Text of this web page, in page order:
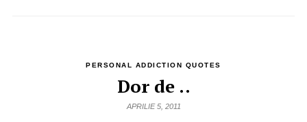
PERSONAL ADDICTION QUOTES
Dor de ..
APRILIE 5, 2011